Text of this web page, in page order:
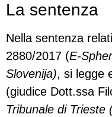
La sentenza
Nella sentenza
2880/2017 (E-
Slovenija), si legge
(giudice Dott.ssa
Tribunale di